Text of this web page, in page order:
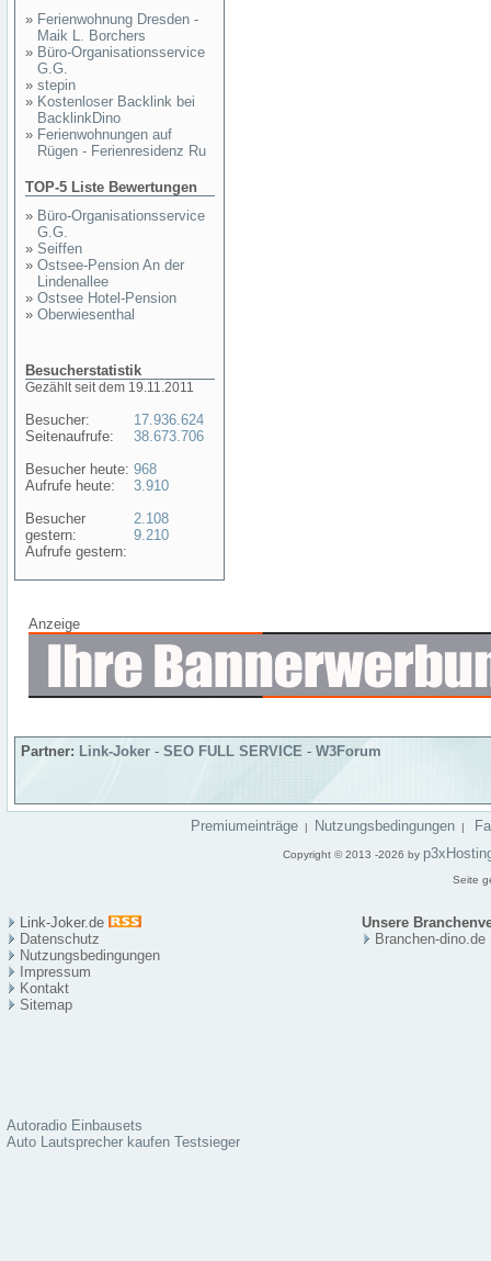
» Ferienwohnung Dresden -
Maik L. Borchers
» Büro-Organisationsservice
G.G.
» stepin
» Kostenloser Backlink bei
BacklinkDino
» Ferienwohnungen auf
Rügen - Ferienresidenz Ru
TOP-5 Liste Bewertungen
» Büro-Organisationsservice
G.G.
» Seiffen
» Ostsee-Pension An der
Lindenallee
» Ostsee Hotel-Pension
» Oberwiesenthal
Besucherstatistik
Gezählt seit dem 19.11.2011
Besucher:
Seitenaufrufe:
Besucher heute:
Aufrufe heute:
Besucher
gestern:
Aufrufe gestern:
17.936.624
38.673.706
968
3.910
2.108
9.210
Anzeige
Partner: Link-Joker - SEO FULL SERVICE - W3Forum
Premiumeinträge | Nutzungsbedingungen |
Copyright © 2013 -2026 by
Seite
Link-Joker.de
Unsere
Datenschutz
Nutzungsbedingungen
Impressum
Kontakt
Sitemap
Branchen-dino.de
Autoradio Einbausets
Auto Lautsprecher kaufen Testsieger